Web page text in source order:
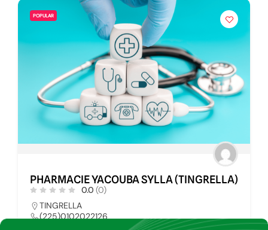
POPULAR
PHARMACIE YACOUBA SYLLA (TINGRELLA)
0.0 (0)
TINGRELLA
(225)0102022126